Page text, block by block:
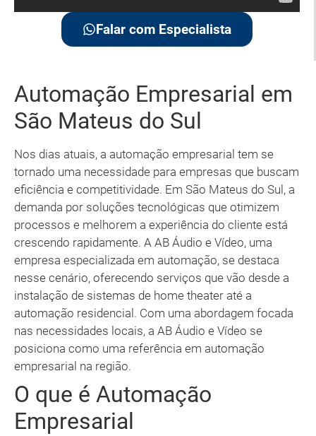
Falar com Especialista
Automação Empresarial em
São Mateus do Sul
Nos dias atuais, a automação empresarial tem se
tornado uma necessidade para empresas que buscam
eficiência e competitividade. Em São Mateus do Sul, a
demanda por soluções tecnológicas que otimizem
processos e melhorem a experiência do cliente está
crescendo rapidamente. A AB Áudio e Vídeo, uma
empresa especializada em automação, se destaca
nesse cenário, oferecendo serviços que vão desde a
instalação de sistemas de home theater até a
automação residencial. Com uma abordagem focada
nas necessidades locais, a AB Áudio e Vídeo se
posiciona como uma referência em automação
empresarial na região.
O que é Automação
Empresarial